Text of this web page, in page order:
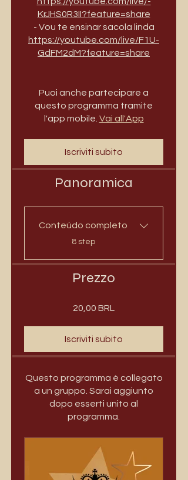
KrJHS0R3II?feature=share
https://youtube.com/live/F1U-
GdFM2dM?feature=share
Puoi anche partecipare a
questo programma tramite
l'app mobile. Vai all'App
Iscriviti subito
Panoramica
Conteúdo completo
.
8 step
Prezzo
20,00 BRL
Iscriviti subito
Questo programma è collegato
a un gruppo. Sarai aggiunto
dopo esserti unito al
programma.